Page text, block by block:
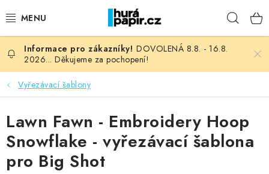
na
NOVINKY
HURÁ DÍLNA
VŠECHNO ZBOŽÍ
KNIHAŘSKÝ MATERIÁL
DOVOLENÁ 8.8. - 16.8.
2026... Děkujeme za pochopení!
Vyřezávací šablony
Lawn Fawn - Embroidery Hoop
Snowflake - vyřezávací šablona
pro Big Shot